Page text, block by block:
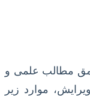
مطالب علمی و
موارد زیر